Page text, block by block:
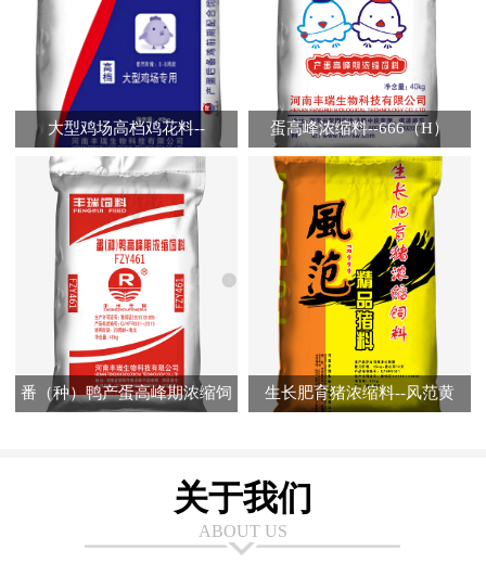
大型鸡场高档鸡花料--
FR7320（A）
蛋高峰浓缩料--666（H）
番（种）鸭产蛋高峰期浓缩饲 生长肥育猪浓缩料--风范黄
关于我们
ABOUT US